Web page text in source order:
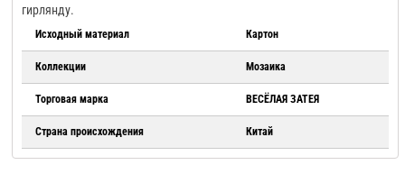
гирлянду.
Исходный материал Картон
Коллекции Мозаика
Торговая марка ВЕСЁЛАЯ ЗАТЕЯ
Страна происхождения Китай